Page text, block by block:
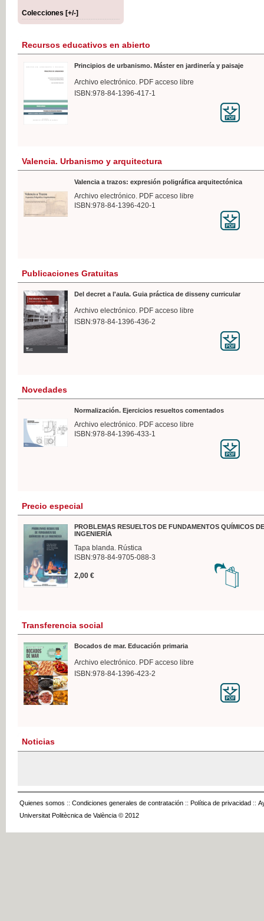
Colecciones [+/-]
Recursos educativos en abierto
Principios de urbanismo. Máster en jardinería y paisaje
Archivo electrónico. PDF acceso libre
ISBN:978-84-1396-417-1
Valencia. Urbanismo y arquitectura
Valencia a trazos: expresión poligráfica arquitectónica
Archivo electrónico. PDF acceso libre
ISBN:978-84-1396-420-1
Publicaciones Gratuitas
Del decret a l'aula. Guia práctica de disseny curricular
Archivo electrónico. PDF acceso libre
ISBN:978-84-1396-436-2
Novedades
Normalización. Ejercicios resueltos comentados
Archivo electrónico. PDF acceso libre
ISBN:978-84-1396-433-1
Precio especial
PROBLEMAS RESUELTOS DE FUNDAMENTOS QUÍMICOS
INGENIERÍA
Tapa blanda. Rústica
ISBN:978-84-9705-088-3
2,00 €
Transferencia social
Bocados de mar. Educación primaria
Archivo electrónico. PDF acceso libre
ISBN:978-84-1396-423-2
Noticias
Quienes somos :: Condiciones generales de contratación :: Política de privacidad ::
Universitat Politècnica de València © 2012